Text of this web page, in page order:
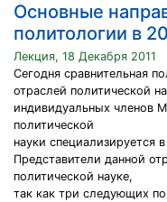
Основные
политологии в
Лекция, 18 Декабря 2011
Сегодня сравнительная
отраслей политической
индивидуальных членов
политической
науки специализируется
Представители данной
политической науке,
так как три следующих